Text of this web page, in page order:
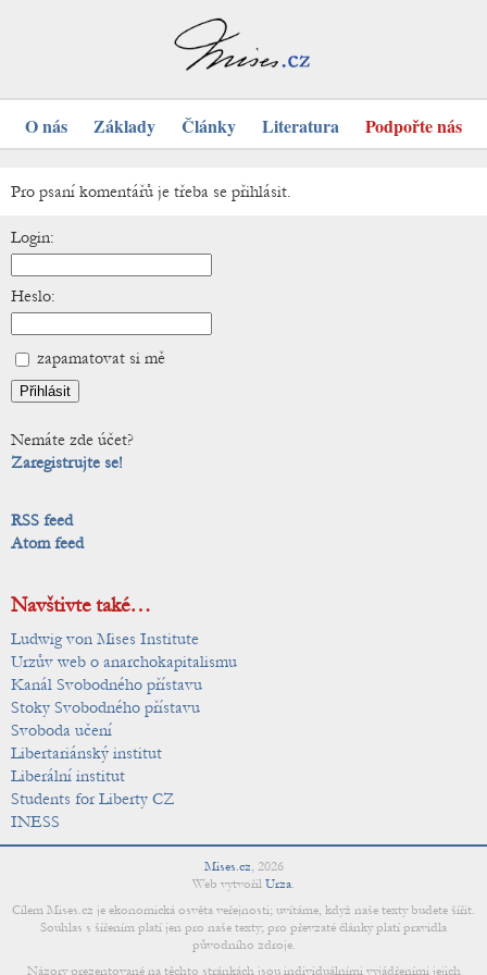
O nás Základy Články Literatura Podpořte nás
Pro psaní komentářů je třeba se přihlásit.
Login:
Heslo:
zapamatovat si mě
Nemáte zde účet?
Zaregistrujte se!
RSS feed
Atom feed
Navštivte také…
Ludwig von Mises Institute
Urzův web o anarchokapitalismu
Kanál Svobodného přístavu
Stoky Svobodného přístavu
Svoboda učení
Libertariánský institut
Liberální institut
Students for Liberty CZ
INESS
Mises.cz, 2026
Web vytvořil Urza.
Cílem Mises.cz je ekonomická osvěta veřejnosti; uvítáme, když naše texty budete šířit.
Souhlas s šířením platí jen pro naše texty; pro převzaté články platí pravidla
původního zdroje.
Názory prezentované na těchto stránkách jsou individuálními vyjádřeními jejich